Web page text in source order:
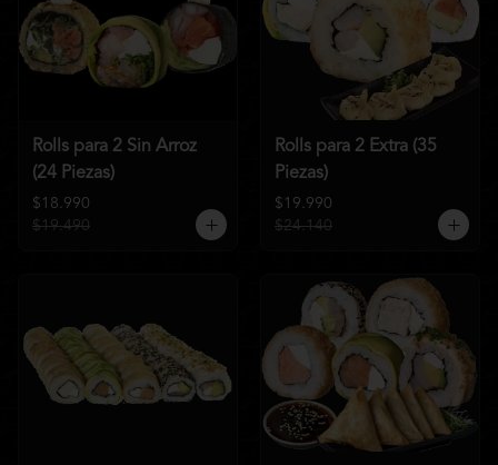
Rolls para 2 Sin Arroz
(24 Piezas)
$18.990
$19.490
Rolls para 2 Extra (35
Piezas)
$19.990
$24.140